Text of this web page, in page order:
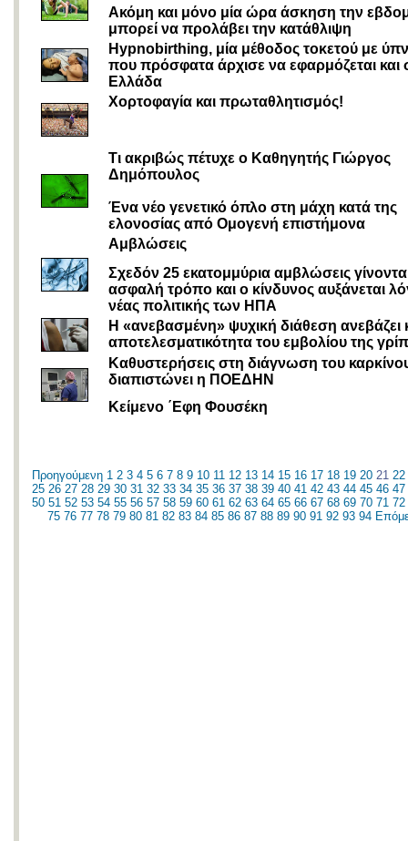
Ακόμη και μόνο μία ώρα άσκηση την
μπορεί να προλάβει την κατάθλιψη
Hypnobirthing, μία μέθοδος τοκετού με
που πρόσφατα άρχισε να εφαρμόζεται και
Ελλάδα
Χορτοφαγία και πρωταθλητισμός!
Τι ακριβώς πέτυχε ο Καθηγητής Γιώργος
Δημόπουλος
Ένα νέο γενετικό όπλο στη μάχη κατά της
ελονοσίας από Ομογενή επιστήμονα
Αμβλώσεις
Σχεδόν 25 εκατομμύρια αμβλώσεις
ασφαλή τρόπο και ο κίνδυνος αυξάνεται
νέας πολιτικής των ΗΠΑ
Η «ανεβασμένη» ψυχική διάθεση ανεβάζει
αποτελεσματικότητα του εμβολίου της
Καθυστερήσεις στη διάγνωση του
διαπιστώνει η ΠΟΕΔΗΝ
Κείμενο ΄Εφη Φουσέκη
Προηγούμενη 1 2 3 4 5 6 7 8 9 10 11 12 13 14 15 16 17 18 19 20 21 22
25 26 27 28 29 30 31 32 33 34 35 36 37 38 39 40 41 42 43 44 45 46 47
50 51 52 53 54 55 56 57 58 59 60 61 62 63 64 65 66 67 68 69 70 71 72
75 76 77 78 79 80 81 82 83 84 85 86 87 88 89 90 91 92 93 94